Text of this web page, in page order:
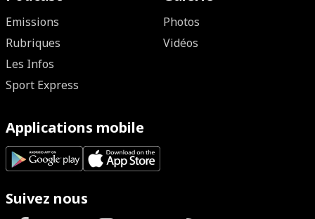
Emissions
Rubriques
Les Infos
Sport Express
Photos
Vidéos
Applications mobile
Suivez nous